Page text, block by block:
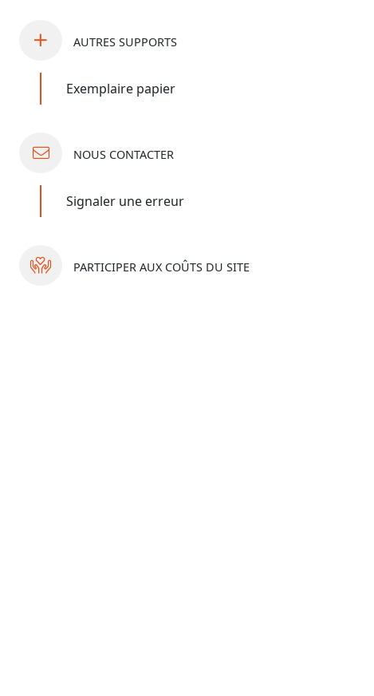
AUTRES SUPPORTS
Exemplaire papier
NOUS CONTACTER
Signaler une erreur
PARTICIPER AUX COÛTS DU SITE